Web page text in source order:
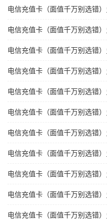
电信充值卡（面值千万别选错
电信充值卡（面值千万别选错
电信充值卡（面值千万别选错
电信充值卡（面值千万别选错
电信充值卡（面值千万别选错
电信充值卡（面值千万别选错
电信充值卡（面值千万别选错
电信充值卡（面值千万别选错
电信充值卡（面值千万别选错
电信充值卡（面值千万别选错
电信充值卡（面值千万别选错